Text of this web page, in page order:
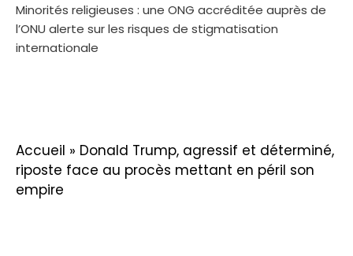
Minorités religieuses : une ONG accréditée auprès de
l’ONU alerte sur les risques de stigmatisation
internationale
Accueil » Donald Trump, agressif et déterminé,
riposte face au procès mettant en péril son
empire